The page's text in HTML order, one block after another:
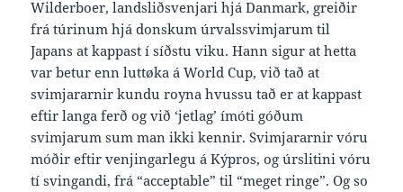
Wilderboer, landsliðsvenjari hjá Danmark, greiðir
frá túrinum hjá donskum úrvalssvimjarum til
Japans at kappast í síðstu viku. Hann sigur at hetta
var betur enn luttøka á World Cup, við tað at
svimjararnir kundu royna hvussu tað er at kappast
eftir langa ferð og við ‘jetlag’ ímóti góðum
svimjarum sum man ikki kennir. Svimjararnir vóru
móðir eftir venjingarlegu á Kýpros, og úrslitini vóru
tí svingandi, frá “acceptable” til “meget ringe”. Og so